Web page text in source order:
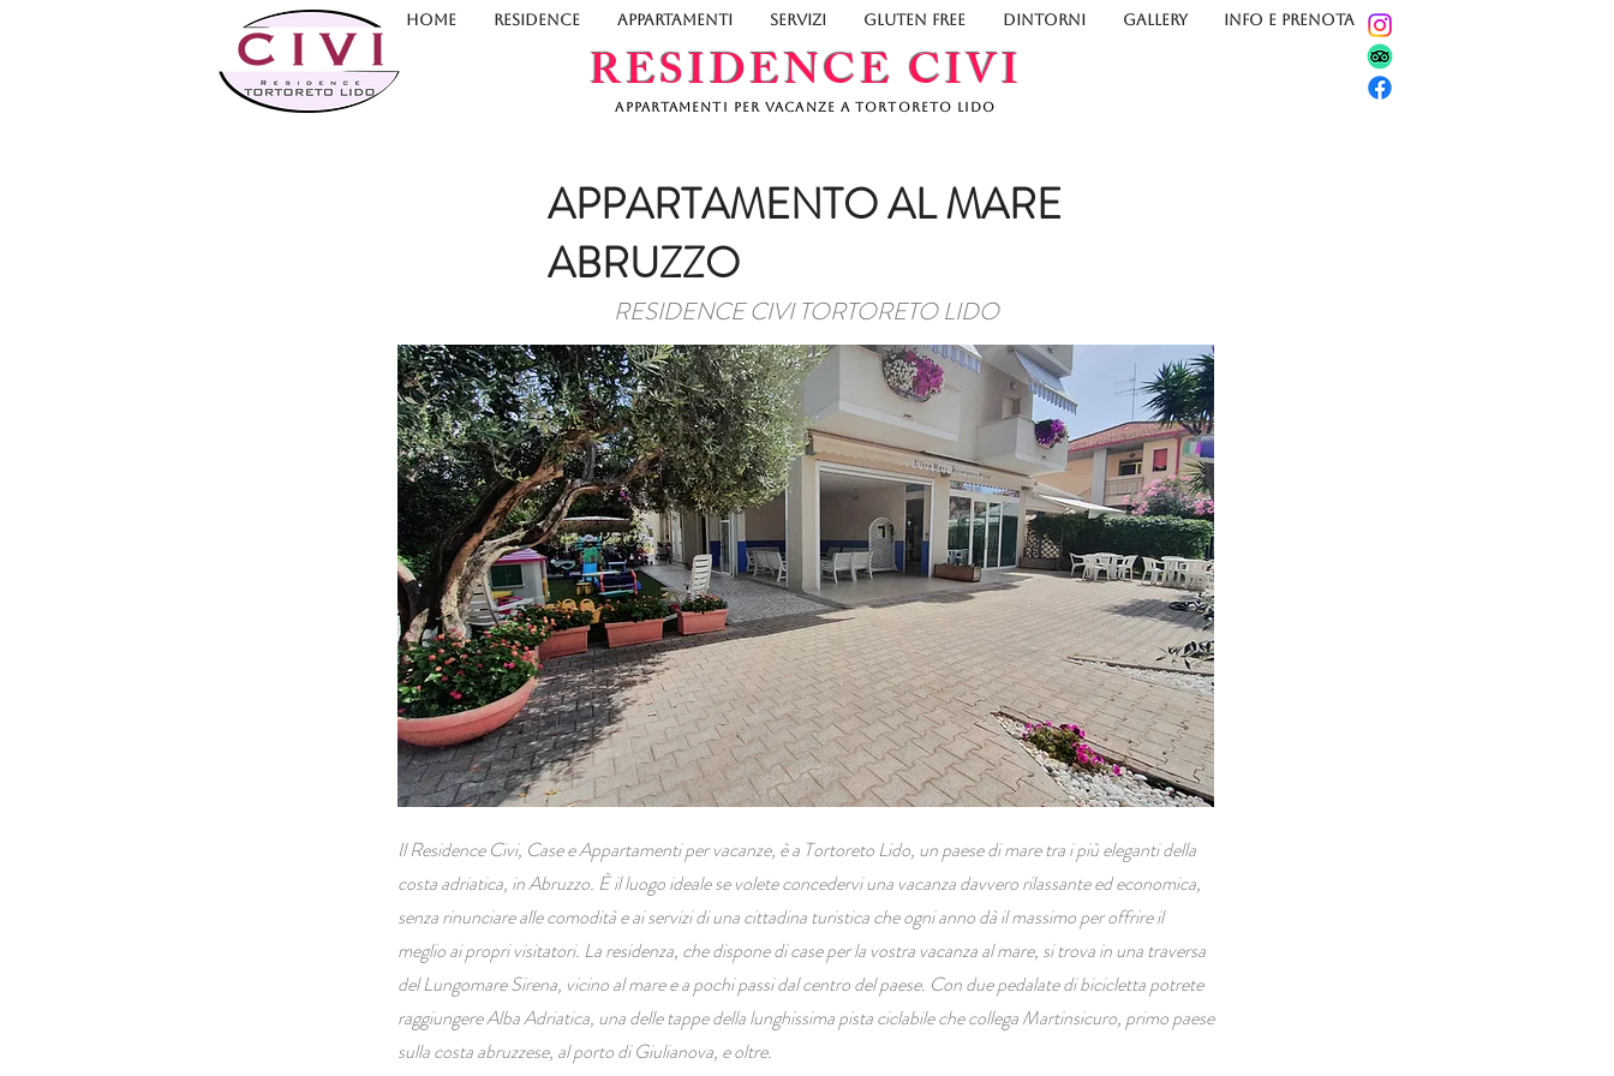
HOME RESIDENCE APPARTAMENTI SERVIZI GLUTEN FREE DINTORNI GALLERY INFO E PRENOTA
RESIDENCE CIVI
Appartamenti per vacanze a Tortoreto Lido
APPARTAMENTO AL MARE
ABRUZZO
RESIDENCE CIVI TORTORETO LIDO
Il Residence Civi, Case e Appartamenti per vacanze, è a Tortoreto Lido, un paese di mare tra i più eleganti della
costa adriatica, in Abruzzo. È il luogo ideale se volete concedervi una vacanza davvero rilassante ed economica,
senza rinunciare alle comodità e ai servizi di una cittadina turistica che ogni anno dà il massimo per offrire il
meglio ai propri visitatori. La residenza, che dispone di case per la vostra vacanza al mare, si trova in una traversa
del Lungomare Sirena, vicino al mare e a pochi passi dal centro del paese. Con due pedalate di bicicletta potrete
raggiungere Alba Adriatica, una delle tappe della lunghissima pista ciclabile che collega Martinsicuro, primo paese
sulla costa abruzzese, al porto di Giulianova, e oltre.